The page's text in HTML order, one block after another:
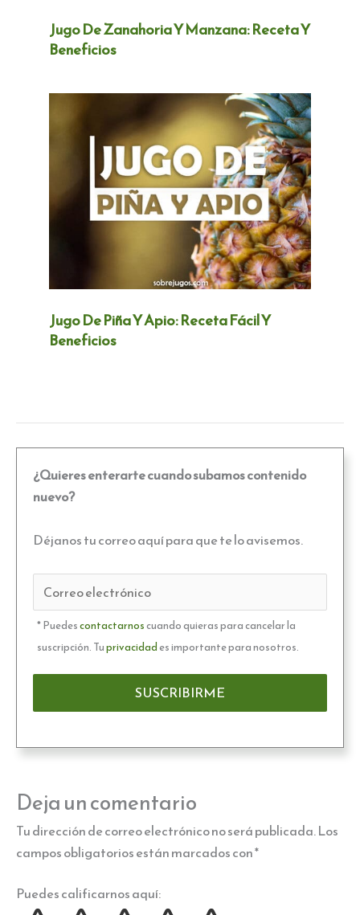
Jugo De Zanahoria Y Manzana: Receta Y
Beneficios
Jugo De Piña Y Apio: Receta Fácil Y
Beneficios
¿Quieres enterarte cuando subamos contenido
nuevo?
Déjanos tu correo aquí para que te lo avisemos.
* Puedescontactarnoscuando quieras para cancelar la
suscripción. Tuprivacidades importante para nosotros.
Deja un comentario
Tu dirección de correo electrónico no será publicada.Los
campos obligatorios están marcados con*
Puedes calificarnos aquí: